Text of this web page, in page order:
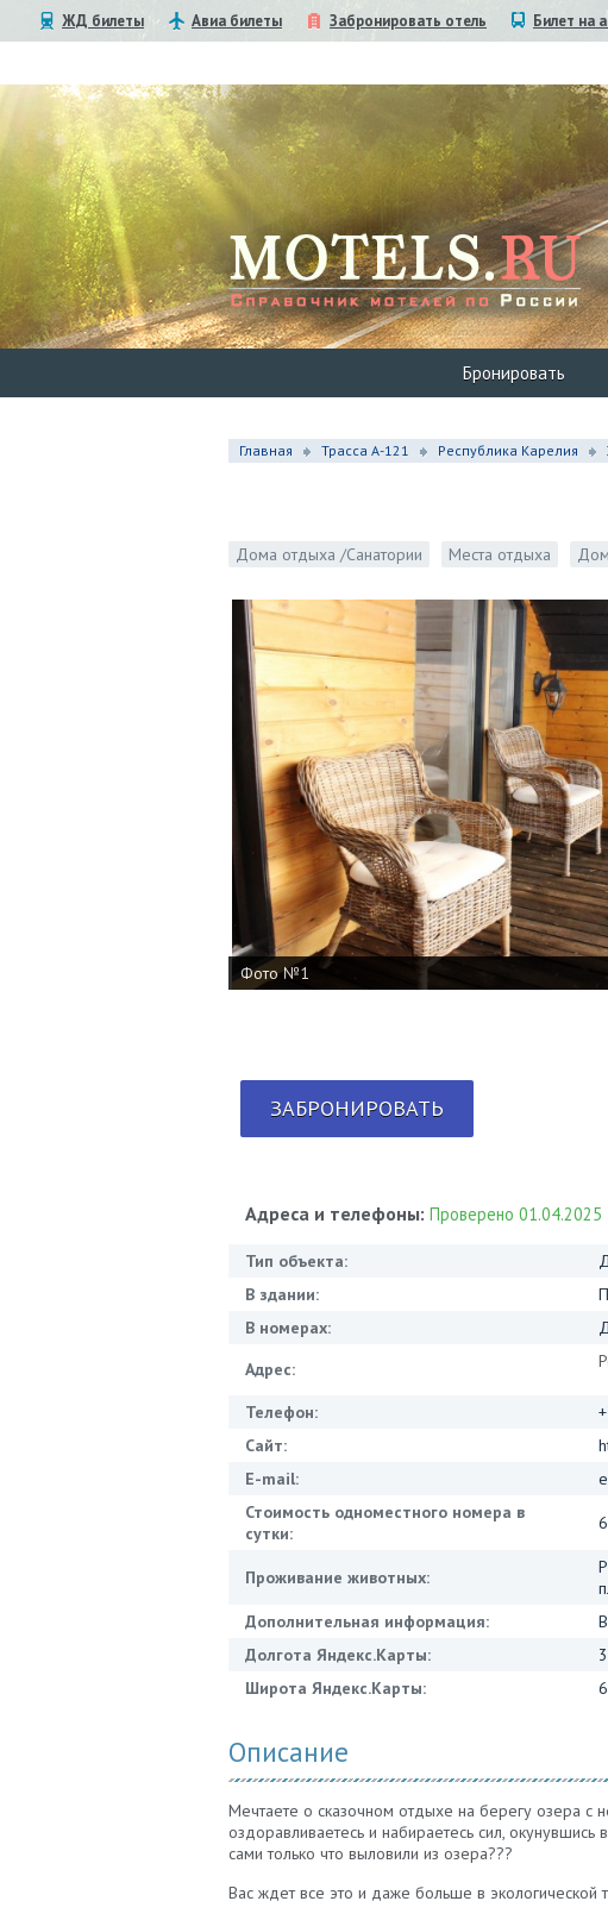
ЖД билеты Авиа билеты Забронировать отель Билет на
Бронировать
Главная Трасса А-121 Республика Карелия
Дома отдыха /Санатории Места отдыха Дом
Фото №1
ЗАБРОНИРОВАТЬ
Адреса и телефоны: Проверено 01.04.2025
Тип объекта:
В здании:
В номерах:
Адрес:
Телефон:
Сайт:
E-mail:
Стоимость одноместного номера в
сутки:
Проживание животных:
Дополнительная информация:
Долгота Яндекс.Карты:
Широта Яндекс.Карты:
Описание
Мечтаете о сказочном отдыхе на берегу озера с
оздоравливаетесь и набираетесь сил,
сами только что выловили из озера???
Вас ждет все это и даже больше в экологической